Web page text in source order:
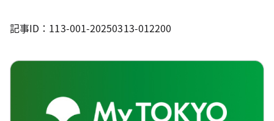
記事ID：113-001-20250313-012200